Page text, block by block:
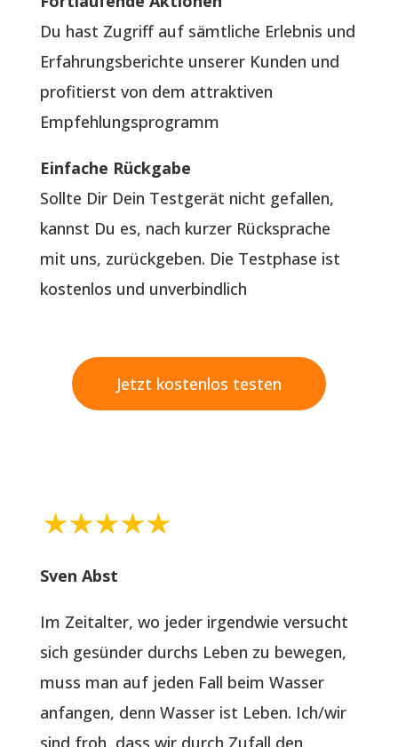
Du hast Zugriff auf sämtliche Erlebnis und
Erfahrungsberichte unserer Kunden und
profitierst von dem attraktiven
Empfehlungsprogramm
Einfache Rückgabe
Sollte Dir Dein Testgerät nicht gefallen,
kannst Du es, nach kurzer Rücksprache
mit uns, zurückgeben. Die Testphase ist
kostenlos und unverbindlich
Jetzt kostenlos testen
Sven Abst
Im Zeitalter, wo jeder irgendwie versucht
sich gesünder durchs Leben zu bewegen,
muss man auf jeden Fall beim Wasser
anfangen, denn Wasser ist Leben. Ich/wir